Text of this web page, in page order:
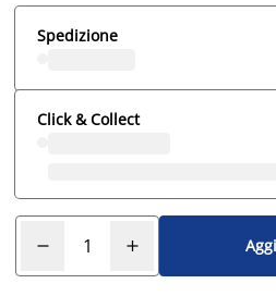
Spedizione
Click & Collect